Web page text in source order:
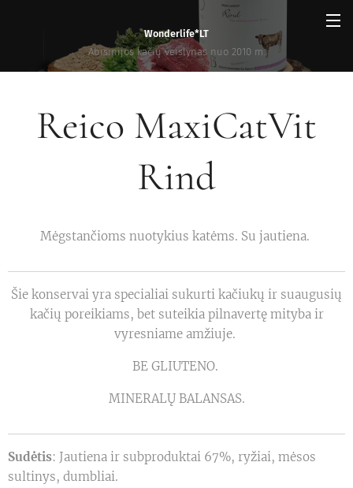
Wonderlife*LT
Abisinijos kačių veislynas nuo 2010 m.
Reico MaxiCatVit
Rind
Mėgstančioms nuotykius katėms. Su jautiena.
Šie konservai yra specialiai sukurti kačiukų ir suaugusių
kačių poreikiams, bet suteikia pilnavertę mityba ir
vyresniame amžiuje.
BE GLIUTENO.
MINERALŲ BALANSAS.
Sudėtis: Jautiena ir subproduktai 67%, ryžiai, mėsos
sultinys, dumbliai.